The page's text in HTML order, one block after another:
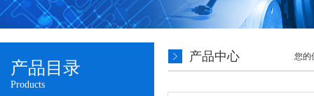
产品目录
Products
产品中心 您的